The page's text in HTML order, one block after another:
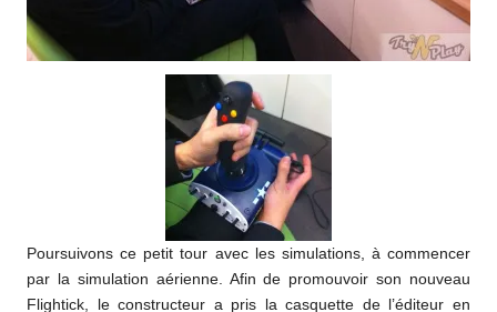
Poursuivons ce petit tour avec les simulations, à commencer
par la simulation aérienne. Afin de promouvoir son nouveau
Flightick, le constructeur a pris la casquette de l’éditeur en